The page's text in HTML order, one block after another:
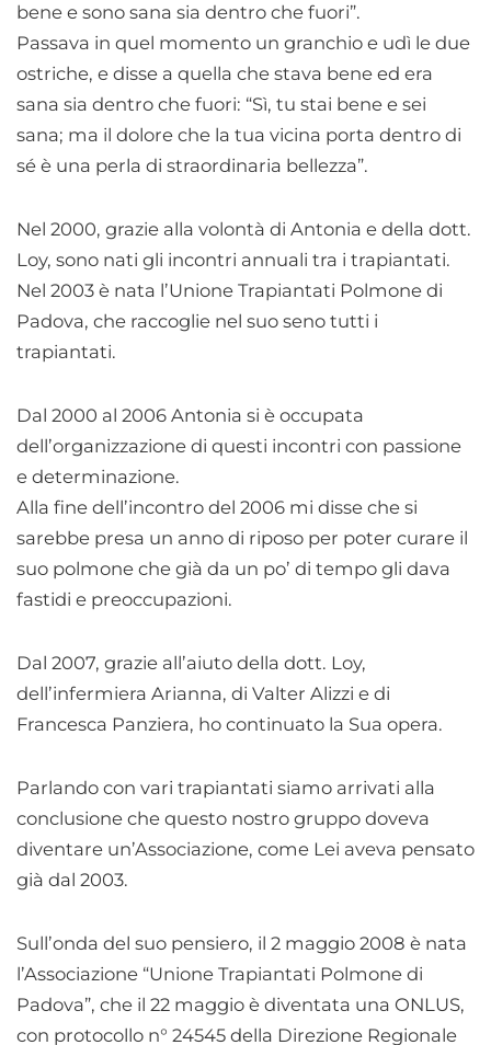
bene e sono sana sia dentro che fuori”.
Passava in quel momento un granchio e udì le due
ostriche, e disse a quella che stava bene ed era
sana sia dentro che fuori: “Sì, tu stai bene e sei
sana; ma il dolore che la tua vicina porta dentro di
sé è una perla di straordinaria bellezza”.
Nel 2000, grazie alla volontà di Antonia e della dott.
Loy, sono nati gli incontri annuali tra i trapiantati.
Nel 2003 è nata l’Unione Trapiantati Polmone di
Padova, che raccoglie nel suo seno tutti i
trapiantati.
Dal 2000 al 2006 Antonia si è occupata
dell’organizzazione di questi incontri con passione
e determinazione.
Alla fine dell’incontro del 2006 mi disse che si
sarebbe presa un anno di riposo per poter curare il
suo polmone che già da un po’ di tempo gli dava
fastidi e preoccupazioni.
Dal 2007, grazie all’aiuto della dott. Loy,
dell’infermiera Arianna, di Valter Alizzi e di
Francesca Panziera, ho continuato la Sua opera.
Parlando con vari trapiantati siamo arrivati alla
conclusione che questo nostro gruppo doveva
diventare un’Associazione, come Lei aveva pensato
già dal 2003.
Sull’onda del suo pensiero, il 2 maggio 2008 è nata
l’Associazione “Unione Trapiantati Polmone di
Padova”, che il 22 maggio è diventata una ONLUS,
con protocollo n° 24545 della Direzione Regionale